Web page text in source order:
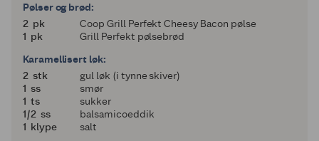
Pølser og brød:
2
2 pk
Coop Grill Perfekt Cheesy Bacon pølse
11 pk
Grill Perfekt pølsebrød
Karamellisert løk:
2
2 stk
gul løk (i tynne skiver)
11 ss
smør
11 ts
sukker
en halv
1/2 ss
balsamicoeddik
11 klype
salt